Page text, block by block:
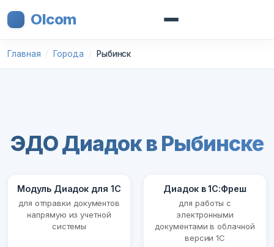
Olcom
Главная Города Рыбинск
ЭДО Диадок в Рыбинске
Модуль Диадок для 1С
для отправки документов
напрямую из учетной
системы
Диадок в 1С:Фреш
для работы с
электронными
документами в облачной
версии 1С